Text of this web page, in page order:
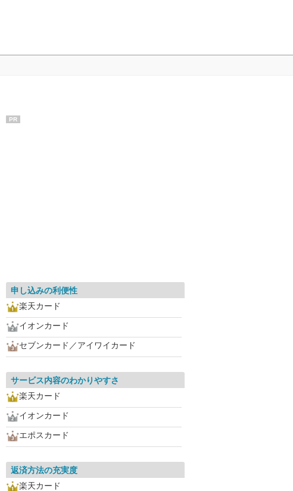
PR
申し込みの利便性
楽天カード
イオンカード
セブンカード／アイワイカード
サービス内容のわかりやすさ
楽天カード
イオンカード
エポスカード
返済方法の充実度
楽天カード